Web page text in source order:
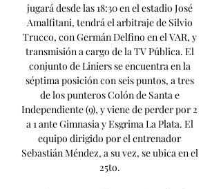
jugará desde las 18:30 en el estadio José
Amalfitani, tendrá el arbitraje de Silvio
Trucco, con Germán Delfino en el VAR, y
transmisión a cargo de la TV Pública. El
conjunto de Liniers se encuentra en la
séptima posición con seis puntos, a tres
de los punteros Colón de Santa e
Independiente (9), y viene de perder por 2
a 1 ante Gimnasia y Esgrima La Plata. El
equipo dirigido por el entrenador
Sebastián Méndez, a su vez, se ubica en el
25to.